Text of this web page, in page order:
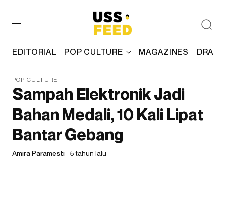
EDITORIAL POP CULTURE MAGAZINES
POP CULTURE
Sampah Elektronik Jadi
Bahan Medali, 10 Kali Lipat
Bantar Gebang
Amira Paramesti 5 tahun lalu